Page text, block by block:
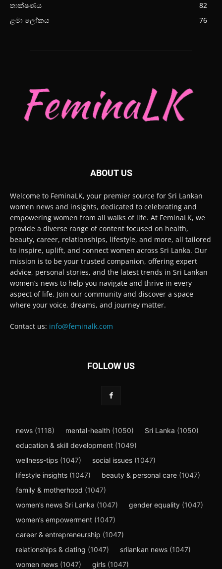
තාක්ෂණය
82
ළමා ලෝකය
76
ABOUT US
Welcome to FeminaLK, your premier source for Sri Lankan
women news and insights, dedicated to celebrating and
empowering women from all walks of life. At FeminaLK, we
provide a diverse range of content focused on health,
beauty, career, relationships, lifestyle, and more, all tailored
to inspire, uplift, and connect women across Sri Lanka. Our
mission is to be your trusted companion, offering expert
advice, personal stories, and the latest trends in Sri Lankan
women’s news to help you navigate and thrive in every
aspect of life. Join our community and discover a space
where your voice, dreams, and journey matter.
Contact us: info@feminalk.com
FOLLOW US
news (1118) mental-health (1050) Sri Lanka (1050)
education & skill development (1049)
wellness-tips (1047) social issues (1047)
lifestyle insights (1047) beauty & personal care (1047)
family & motherhood (1047)
women’s news Sri Lanka (1047) gender equality (1047)
women’s empowerment (1047)
career & entrepreneurship (1047)
relationships & dating (1047) srilankan news (1047)
women news (1047) girls (1047)